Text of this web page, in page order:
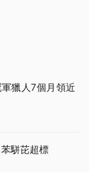
獵人7個月領近
駢芘超標